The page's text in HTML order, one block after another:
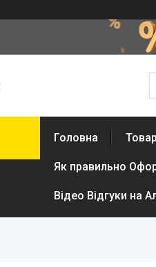
Головна
Як правильно
Відео Відгуки на